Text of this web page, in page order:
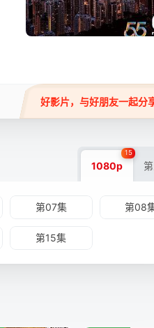
好影片，与好朋友一起分
1080p
15
第07集 第08
第15集